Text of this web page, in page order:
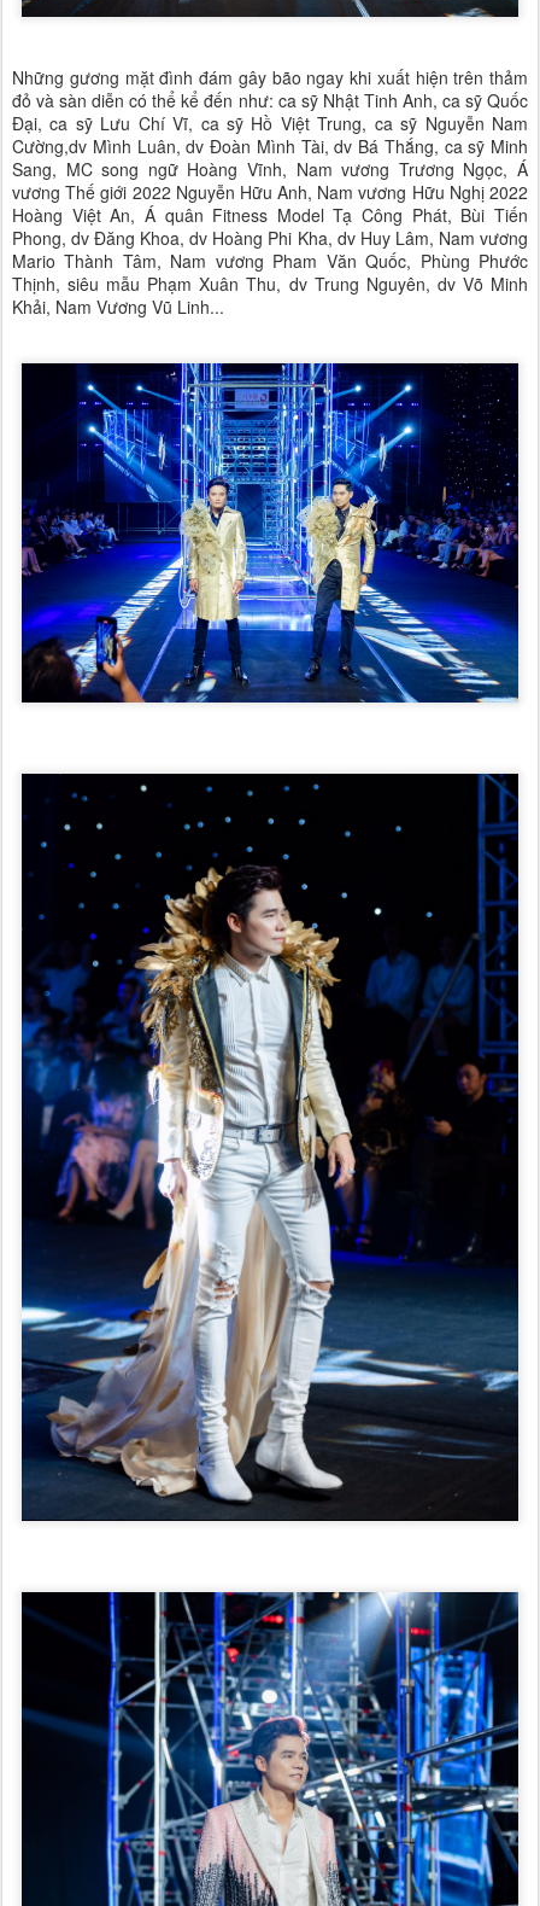
Những gương mặt đình đám gây bão ngay khi xuất hiện trên thảm
đỏ và sàn diễn có thể kể đến như: ca sỹ Nhật Tinh Anh, ca sỹ Quốc
Đại, ca sỹ Lưu Chí Vĩ, ca sỹ Hồ Việt Trung, ca sỹ Nguyễn Nam
Cường,dv Mình Luân, dv Đoàn Mình Tài, dv Bá Thắng, ca sỹ Minh
Sang, MC song ngữ Hoàng Vĩnh, Nam vương Trương Ngọc, Á
vương Thế giới 2022 Nguyễn Hữu Anh, Nam vương Hữu Nghị 2022
Hoàng Việt An, Á quân Fitness Model Tạ Công Phát, Bùi Tiến
Phong, dv Đăng Khoa, dv Hoàng Phi Kha, dv Huy Lâm, Nam vương
Mario Thành Tâm, Nam vương Pham Văn Quốc, Phùng Phước
Thịnh, siêu mẫu Phạm Xuân Thu, dv Trung Nguyên, dv Võ Minh
Khải, Nam Vương Vũ Linh...